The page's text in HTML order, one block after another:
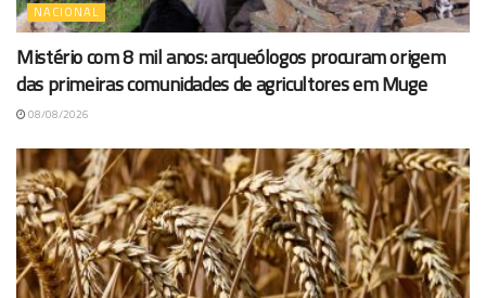
NACIONAL
Mistério com 8 mil anos: arqueólogos procuram origem
das primeiras comunidades de agricultores em Muge
08/08/2026